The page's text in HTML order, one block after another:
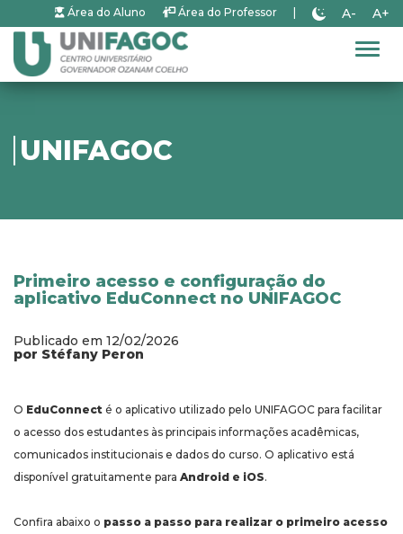
Área do Aluno Área do Professor A- A+
UNIFAGOC
Primeiro acesso e configuração do
aplicativo EduConnect no UNIFAGOC
Publicado em 12/02/2026
por Stéfany Peron
O EduConnect é o aplicativo utilizado pelo UNIFAGOC para facilitar
o acesso dos estudantes às principais informações acadêmicas,
comunicados institucionais e dados do curso. O aplicativo está
disponível gratuitamente para Android e iOS.
Confira abaixo o passo a passo para realizar o primeiro acesso